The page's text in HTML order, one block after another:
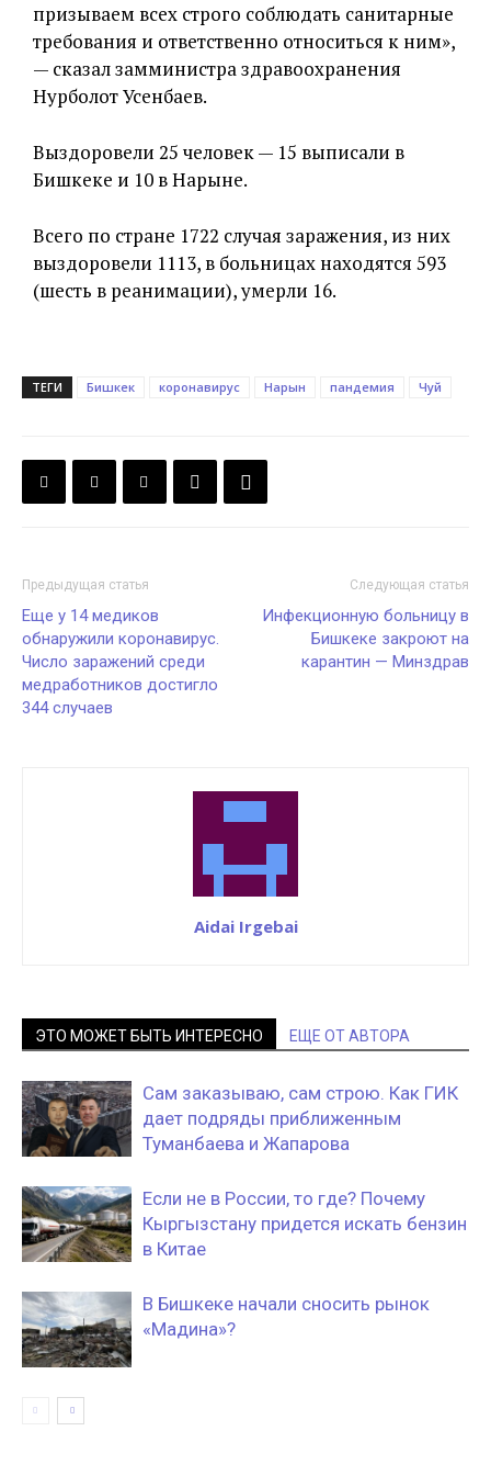
призываем всех строго соблюдать санитарные
требования и ответственно относиться к ним»,
— сказал замминистра здравоохранения
Нурболот Усенбаев.
Выздоровели 25 человек — 15 выписали в
Бишкеке и 10 в Нарыне.
Всего по стране 1722 случая заражения, из них
выздоровели 1113, в больницах находятся 593
(шесть в реанимации), умерли 16.
ТЕГИ Бишкек коронавирус Нарын пандемия Чуй
Предыдущая статья
Еще у 14 медиков
обнаружили коронавирус.
Число заражений среди
медработников достигло
344 случаев
Следующая статья
Инфекционную больницу в
Бишкеке закроют на
карантин — Минздрав
Aidai Irgebai
ЭТО МОЖЕТ БЫТЬ ИНТЕРЕСНО ЕЩЕ ОТ АВТОРА
Сам заказываю, сам строю. Как ГИК
дает подряды приближенным
Туманбаева и Жапарова
Если не в России, то где? Почему
Кыргызстану придется искать бензин
в Китае
В Бишкеке начали сносить рынок
«Мадина»?